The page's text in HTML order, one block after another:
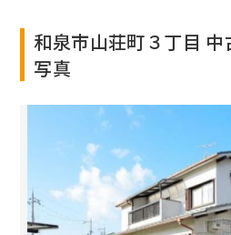
和泉市山荘町３丁目
写真